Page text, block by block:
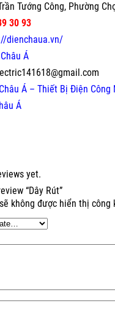
Tướng Công, Phường
30 93
dienchaua.vn/
Á
Á – Thiết Bị Điện Công
Á
yet.
“Dây Rút”
không được hiển thị công